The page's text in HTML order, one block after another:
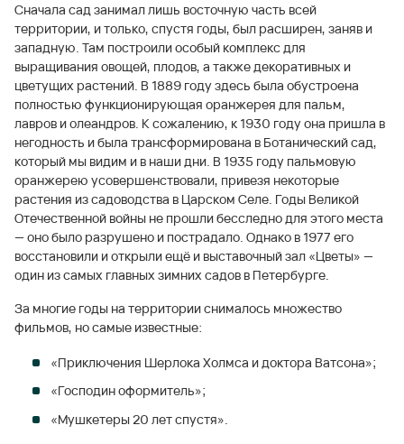
Сначала сад занимал лишь восточную часть всей
территории, и только, спустя годы, был расширен, заняв и
западную. Там построили особый комплекс для
выращивания овощей, плодов, а также декоративных и
цветущих растений. В 1889 году здесь была обустроена
полностью функционирующая оранжерея для пальм,
лавров и олеандров. К сожалению, к 1930 году она пришла в
негодность и была трансформирована в Ботанический сад,
который мы видим и в наши дни. В 1935 году пальмовую
оранжерею усовершенствовали, привезя некоторые
растения из садоводства в Царском Селе. Годы Великой
Отечественной войны не прошли бесследно для этого места
— оно было разрушено и пострадало. Однако в 1977 его
восстановили и открыли ещё и выставочный зал «Цветы» —
один из самых главных зимних садов в Петербурге.
За многие годы на территории снималось множество
фильмов, но самые известные:
«Приключения Шерлока Холмса и доктора Ватсона»;
«Господин оформитель»;
«Мушкетеры 20 лет спустя».